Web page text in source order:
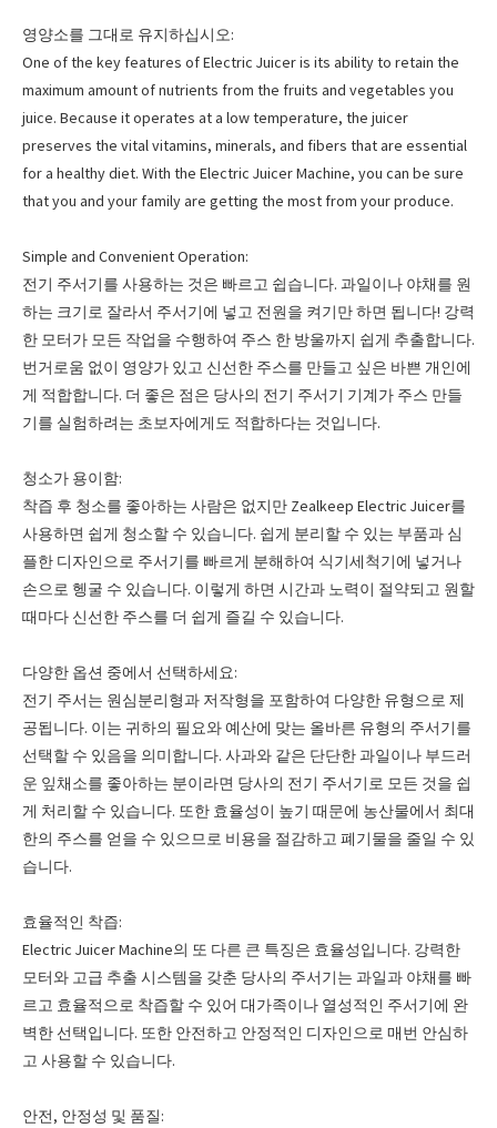
영양소를 그대로 유지하십시오:
One of the key features of Electric Juicer is its ability to retain the
maximum amount of nutrients from the fruits and vegetables you
juice. Because it operates at a low temperature, the juicer
preserves the vital vitamins, minerals, and fibers that are essential
for a healthy diet. With the Electric Juicer Machine, you can be sure
that you and your family are getting the most from your produce.
Simple and Convenient Operation:
전기 주서기를 사용하는 것은 빠르고 쉽습니다. 과일이나 야채를 원
하는 크기로 잘라서 주서기에 넣고 전원을 켜기만 하면 됩니다! 강력
한 모터가 모든 작업을 수행하여 주스 한 방울까지 쉽게 추출합니다.
번거로움 없이 영양가 있고 신선한 주스를 만들고 싶은 바쁜 개인에
게 적합합니다. 더 좋은 점은 당사의 전기 주서기 기계가 주스 만들
기를 실험하려는 초보자에게도 적합하다는 것입니다.
청소가 용이함:
착즙 후 청소를 좋아하는 사람은 없지만 Zealkeep Electric Juicer를
사용하면 쉽게 청소할 수 있습니다. 쉽게 분리할 수 있는 부품과 심
플한 디자인으로 주서기를 빠르게 분해하여 식기세척기에 넣거나
손으로 헹굴 수 있습니다. 이렇게 하면 시간과 노력이 절약되고 원할
때마다 신선한 주스를 더 쉽게 즐길 수 있습니다.
다양한 옵션 중에서 선택하세요:
전기 주서는 원심분리형과 저작형을 포함하여 다양한 유형으로 제
공됩니다. 이는 귀하의 필요와 예산에 맞는 올바른 유형의 주서기를
선택할 수 있음을 의미합니다. 사과와 같은 단단한 과일이나 부드러
운 잎채소를 좋아하는 분이라면 당사의 전기 주서기로 모든 것을 쉽
게 처리할 수 있습니다. 또한 효율성이 높기 때문에 농산물에서 최대
한의 주스를 ​​얻을 수 있으므로 비용을 절감하고 폐기물을 줄일 수 있
습니다.
효율적인 착즙:
Electric Juicer Machine의 또 다른 큰 특징은 효율성입니다. 강력한
모터와 고급 추출 시스템을 갖춘 당사의 주서기는 과일과 야채를 빠
르고 효율적으로 착즙할 수 있어 대가족이나 열성적인 주서기에 완
벽한 선택입니다. 또한 안전하고 안정적인 디자인으로 매번 안심하
고 사용할 수 있습니다.
안전, 안정성 및 품질: